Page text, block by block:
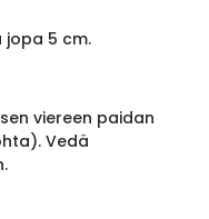
5 cm.
viereen paidan
Vedä